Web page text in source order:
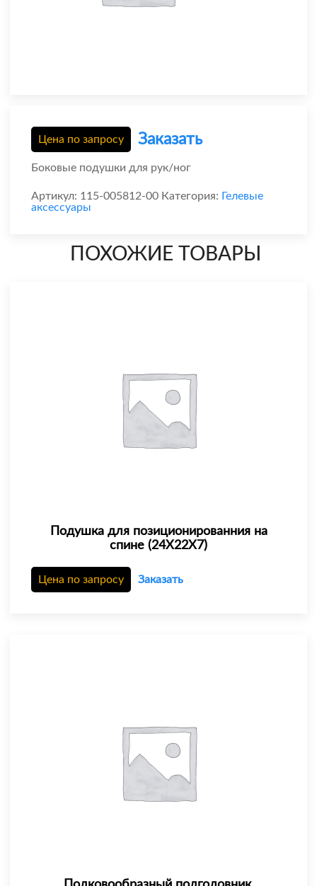
Цена по запросу Заказать
Боковые подушки для рук/ног
Артикул: 115-005812-00 Категория: Гелевые
аксессуары
ПОХОЖИЕ ТОВАРЫ
Подушка для позиционированния на
спине (24X22X7)
Цена по запросу Заказать